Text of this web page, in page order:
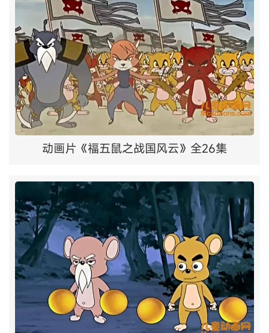
动画片《福五鼠之战国风云》全26集